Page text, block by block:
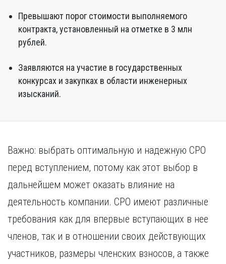
Н
Набережные Челны
Нижний Тагил
Новокузнецк
Новосибирск
Я
Ярославль
Превышают порог стоимости выполняемого
контракта, установленный на отметке в 3 млн
рублей.
Заявляются на участие в государственных
конкурсах и закупках в области инженерных
изысканий.
Важно: выбрать оптимальную и надежную СРО
перед вступлением, потому как этот выбор в
дальнейшем может оказать влияние на
деятельность компании. СРО имеют различные
требования как для впервые вступающих в нее
членов, так и в отношении своих действующих
участников, размеры членских взносов, а также